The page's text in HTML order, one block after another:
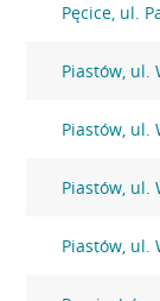
Pęcice, ul.
Piastów, ul.
Piastów, ul.
Piastów, ul.
Piastów, ul.